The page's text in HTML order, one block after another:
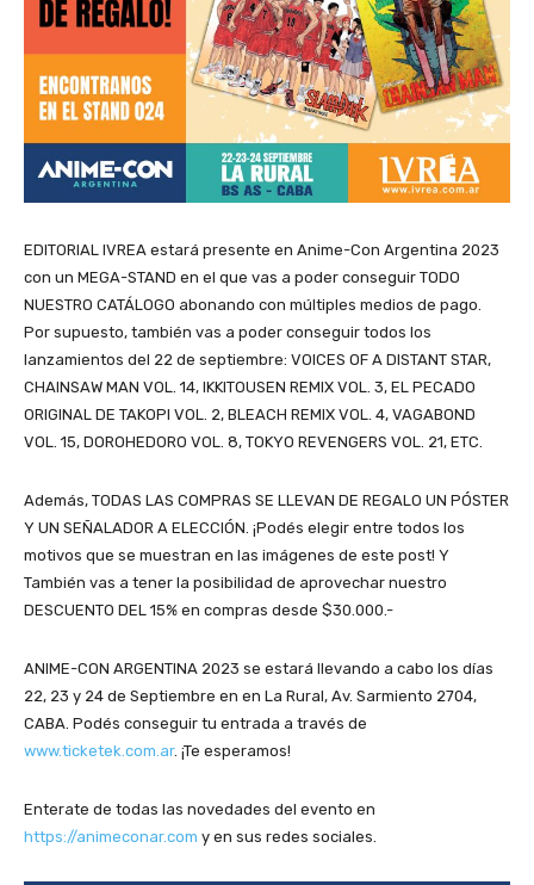
EDITORIAL IVREA estará presente en Anime-Con Argentina 2023
con un MEGA-STAND en el que vas a poder conseguir TODO
NUESTRO CATÁLOGO abonando con múltiples medios de pago.
Por supuesto, también vas a poder conseguir todos los
lanzamientos del 22 de septiembre: VOICES OF A DISTANT STAR,
CHAINSAW MAN VOL. 14, IKKITOUSEN REMIX VOL. 3, EL PECADO
ORIGINAL DE TAKOPI VOL. 2, BLEACH REMIX VOL. 4, VAGABOND
VOL. 15, DOROHEDORO VOL. 8, TOKYO REVENGERS VOL. 21, ETC.
Además, TODAS LAS COMPRAS SE LLEVAN DE REGALO UN PÓSTER
Y UN SEÑALADOR A ELECCIÓN. ¡Podés elegir entre todos los
motivos que se muestran en las imágenes de este post! Y
También vas a tener la posibilidad de aprovechar nuestro
DESCUENTO DEL 15% en compras desde $30.000.-
ANIME-CON ARGENTINA 2023 se estará llevando a cabo los días
22, 23 y 24 de Septiembre en en La Rural, Av. Sarmiento 2704,
CABA. Podés conseguir tu entrada a través de
www.ticketek.com.ar. ¡Te esperamos!
Enterate de todas las novedades del evento en
https://animeconar.com y en sus redes sociales.